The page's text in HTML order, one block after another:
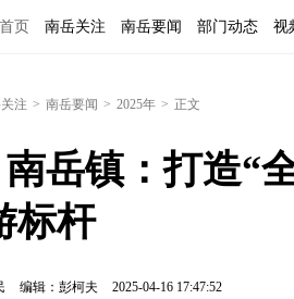
首页 南岳关注 南岳要闻 部门动态 视
注 > 南岳要闻 > 2025年 > 正文
南岳镇：打造“
标杆
编辑：彭柯夫 2025-04-16 17:47:52